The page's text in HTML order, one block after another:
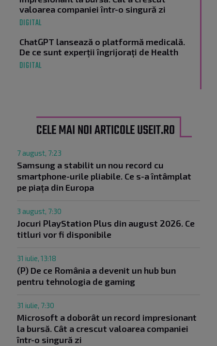
valoarea companiei într-o singură zi
DIGITAL
ChatGPT lansează o platformă medicală.
De ce sunt experții îngrijorați de Health
DIGITAL
CELE MAI NOI ARTICOLE USEIT.RO
7 august, 7:23
Samsung a stabilit un nou record cu
smartphone-urile pliabile. Ce s-a întâmplat
pe piața din Europa
3 august, 7:30
Jocuri PlayStation Plus din august 2026. Ce
titluri vor fi disponibile
31 iulie, 13:18
(P) De ce România a devenit un hub bun
pentru tehnologia de gaming
31 iulie, 7:30
Microsoft a doborât un record impresionant
la bursă. Cât a crescut valoarea companiei
într-o singură zi